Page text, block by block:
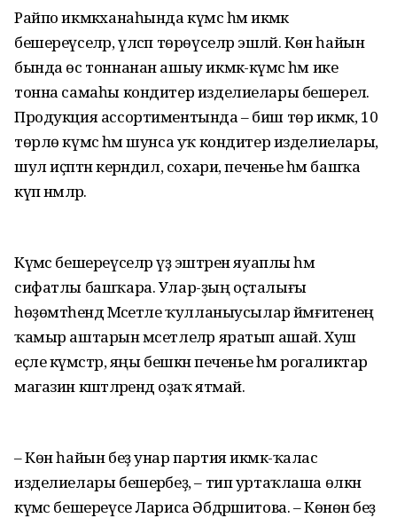
Райпо икмәкханаһында күмәс һәм икмәк
бешереүселәр, үлсәп төрөүселәр эшләй. Көн һайын
бында өс тоннанан ашыу икмәк-күмәс һәм ике
тонна самаһы кондитер изделиелары бешерелә.
Продукция ассортиментында – биш төр икмәк, 10
төрлө күмәс һәм шунса уҡ кондитер изделиелары,
шул иҫәптән керәндил, сохари, печенье һәм башҡа
күп нәмәләр.
Күмәс бешереүселәр үҙ эштәрен яуаплы һәм
сифатлы башҡара. Улар-ҙың оҫталығы
һөҙөмтәһендә Мәсетле ҡулланыусылар йәмғиәтенең
ҡамыр аштарын мәсетлеләр яратып ашай. Хуш
еҫле күмәстәр, яңы бешкән печенье һәм рогаликтар
магазин кәштәләрендә оҙаҡ ятмай.
– Көн һайын беҙ унар партия икмәк-ҡалас
изделиелары бешерәбеҙ, – тип уртаҡлаша өлкән
күмәс бешереүсе Лариса Әбдрәшитова. – Көнөнә беҙ